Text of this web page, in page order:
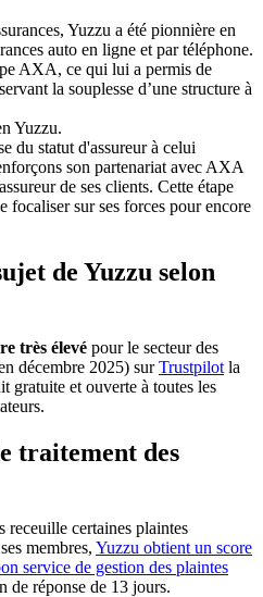
Yuzzu a été pionnière en
auto en ligne et par téléphone.
AXA, ce qui lui a permis de
la souplesse d’une structure à
Yuzzu.
du statut d'assureur à celui
son partenariat avec AXA
de ses clients. Cette étape
focaliser sur ses forces pour encore
de Yuzzu selon
très élevé pour le secteur des
décembre 2025) surTrustpilot la
gratuite et ouverte à toutes les
traitement des
receuille certaines plaintes
membres, Yuzzu obtient un score
service de gestion des plaintes
de réponse de 13 jours.